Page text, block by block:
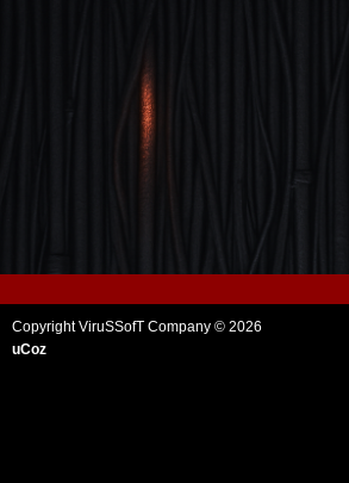
Copyright ViruSSofT Company © 2026
uCoz